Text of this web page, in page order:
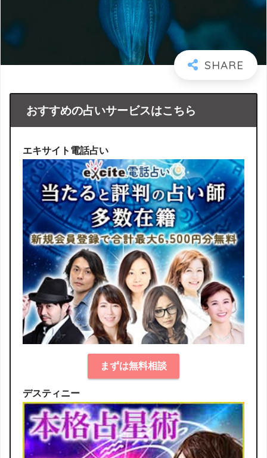
おすすめの占いサービスはこちら
エキサイト電話占い
まずは無料相談
デスティニー